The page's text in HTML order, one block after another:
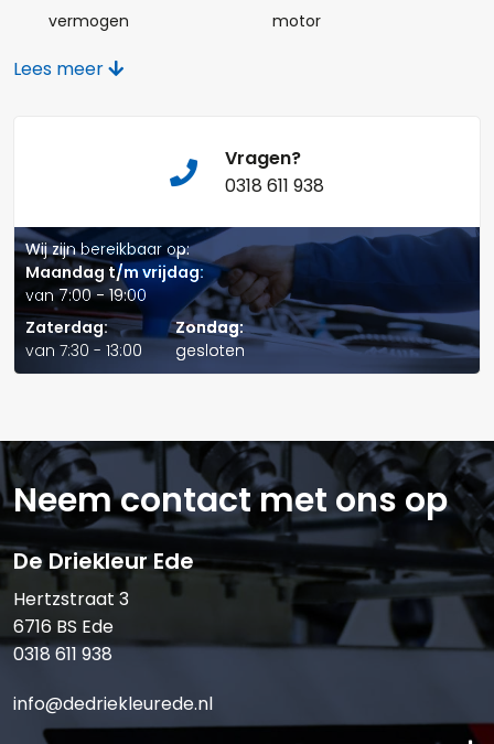
vermogen
motor
Viscositeitsbehoud bij
olieverbruik
Unieke wrijvings- en
lastdragende
eigenschappen
Meer vermogen,
verbeterde prestaties van
de aandrijflijn en
eliminatie van geratel bij
natte remmen
temperaturen
Gemakkelijker starten van
goede hydraulische
respons
Compatibiliteit van
componenten
Langere levensduur van
pakking en afdichting
Multifunctioneel
product
Vermindert voorraad en
kans op verkeerde
Toepassingen
Lees meer
Vragen?
0318 611 938
Wij zijn bereikbaar op:
Maandag t/m vrijdag:
van 7:00 - 19:00
Zaterdag:
van 7:30 - 13:00
Zondag:
gesloten
Telefoonnummer:
Verstuur offerte
Neem contact met ons op
De Driekleur Ede
Hertzstraat 3
6716 BS Ede
0318 611 938
info@dedriekleurede.nl